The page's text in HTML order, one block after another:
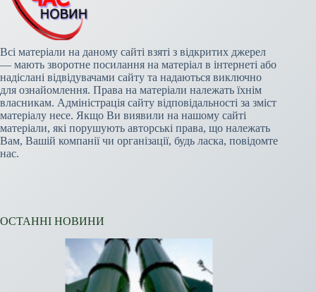
Всі матеріали на даному сайті взяті з відкритих джерел
— мають зворотне посилання на матеріал в інтернеті або
надіслані відвідувачами сайту та надаються виключно
для ознайомлення. Права на матеріали належать їхнім
власникам. Адміністрація сайту відповідальності за зміст
матеріалу несе. Якщо Ви виявили на нашому сайті
матеріали, які порушують авторські права, що належать
Вам, Вашій компанії чи організації, будь ласка, повідомте
нас.
ОСТАННІ НОВИНИ